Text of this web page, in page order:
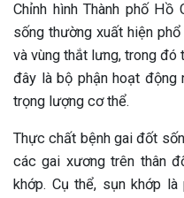
Chỉnh hình Thành phố
sống thường xuất hiện
và vùng thắt lưng, trong đó
đây là bộ phận hoạt động
trọng lượng cơ thể.
Thực chất bệnh gai đốt
các gai xương trên thân
khớp. Cụ thể, sụn khớp